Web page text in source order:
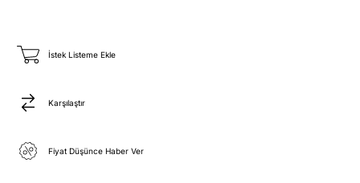
İstek Listeme Ekle
Karşılaştır
Fiyat Düşünce Haber Ver